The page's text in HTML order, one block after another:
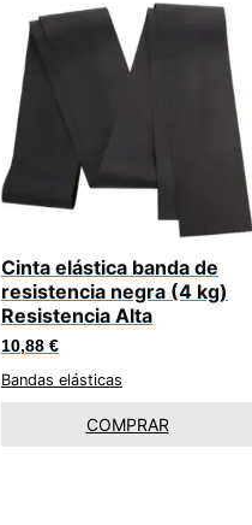
Cinta elástica banda de
resistencia negra (4 kg)
Resistencia Alta
10,88 €
Bandas elásticas
COMPRAR